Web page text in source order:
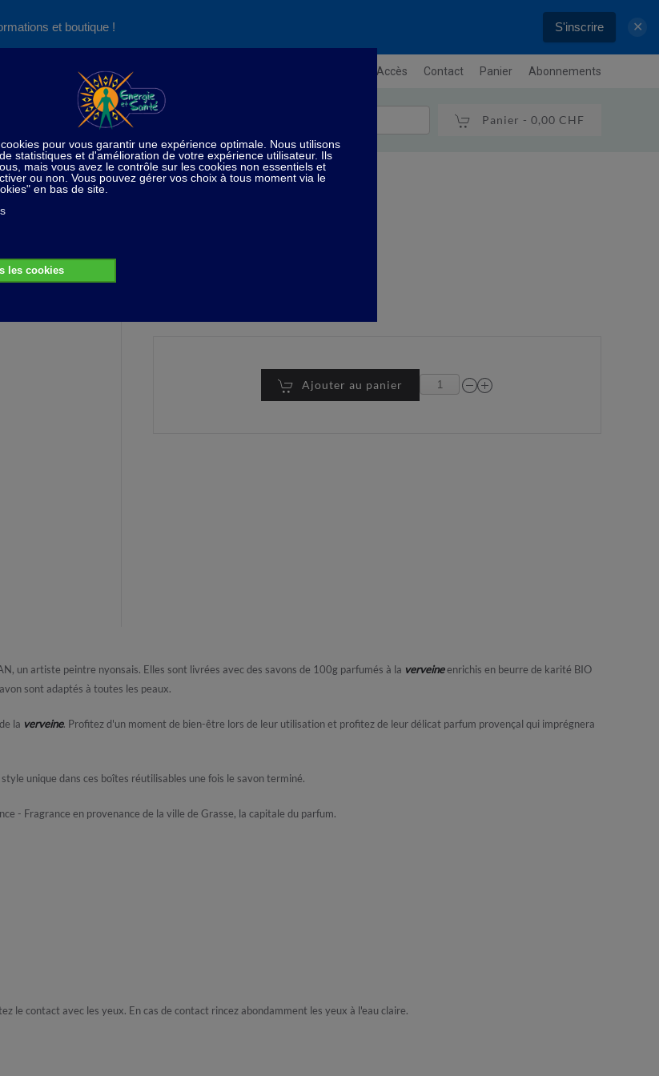
et boutique ! S'inscrire ✕
Nos produits succès Plan / Accès Contact Panier Abonnements
Découvrez aussi notre site de
consultations et de formations
Panier - 0,00 CHF
Savons boîtes métal - Pubs anciennes 2 - 3 x 100 gr
métal - Pubs anciennes 2 - 3 x 100 gr
Ajouter au panier
un artiste peintre nyonsais. Elles sont livrées avec des savons de 100g parfumés à la verveineenrichis en beurre de karité BIO
sont adaptés à toutes les peaux.
la verveine. Profitez d'un moment de bien-être lors de leur utilisation et profitez de leur délicat parfum provençal qui imprégnera
unique dans ces boîtes réutilisables une fois le savon terminé.
- Fragrance en provenance de la ville de Grasse, la capitale du parfum.
le contact avec les yeux. En cas de contact rincez abondamment les yeux à l'eau claire.